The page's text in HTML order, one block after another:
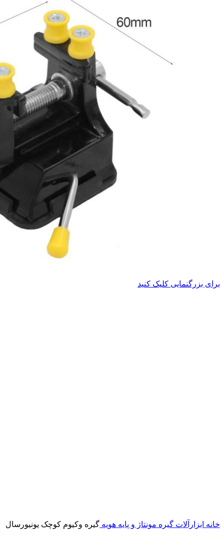
برای بزرگنمایی کلیک کنید
خانه ابزارآلات گیره مونتاژ و پایه هویه گیره وکیوم کوچک یونیورسال